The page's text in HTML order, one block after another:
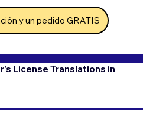
y un pedido GRATIS
License Translations in